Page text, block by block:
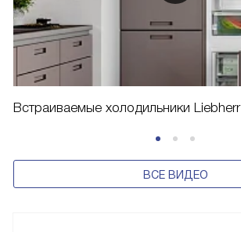
Встраиваемые холодильники Liebherr
ВСЕ ВИДЕО